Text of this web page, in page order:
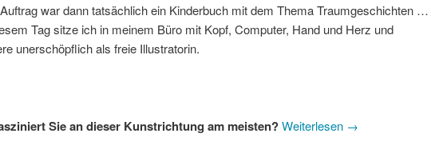
war dann tatsächlich ein Kinderbuch mit dem Thema Traumgeschichten …
Tag sitze ich in meinem Büro mit Kopf, Computer, Hand und Herz und
unerschöpflich als freie Illustratorin.
Sie an dieser Kunstrichtung am meisten?Weiterlesen →